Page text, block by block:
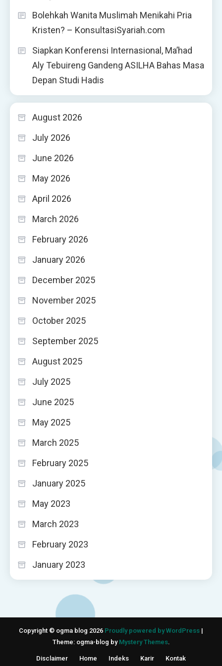
Bolehkah Wanita Muslimah Menikahi Pria
Kristen? – KonsultasiSyariah.com
Siapkan Konferensi Internasional, Ma’had
Aly Tebuireng Gandeng ASILHA Bahas Masa
Depan Studi Hadis
August 2026
July 2026
June 2026
May 2026
April 2026
March 2026
February 2026
January 2026
December 2025
November 2025
October 2025
September 2025
August 2025
July 2025
June 2025
May 2025
March 2025
February 2025
January 2025
May 2023
March 2023
February 2023
January 2023
Copyright © ogma blog 2026 Proudly powered by WordPress |
Theme: ogma-blog by Mystery Themes.
Disclaimer Home Indeks Karir Kontak